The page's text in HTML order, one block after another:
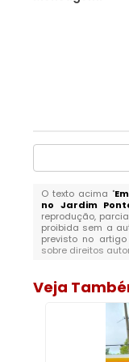
O texto acima "
no Jardim
reprodução,
proibida sem a
previsto no
sobre direitos
Veja